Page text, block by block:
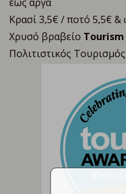
Κρασί 3,5€ / ποτό 5,5€ &
Χρυσό βραβείο Tourism
Πολιτιστικός Τουρισμός